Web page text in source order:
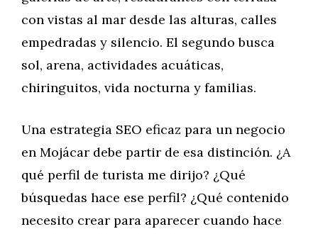
con vistas al mar desde las alturas, calles
empedradas y silencio. El segundo busca
sol, arena, actividades acuáticas,
chiringuitos, vida nocturna y familias.
Una estrategia SEO eficaz para un negocio
en Mojácar debe partir de esa distinción. ¿A
qué perfil de turista me dirijo? ¿Qué
búsquedas hace ese perfil? ¿Qué contenido
necesito crear para aparecer cuando hace